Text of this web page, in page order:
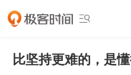

比坚持更难的，是